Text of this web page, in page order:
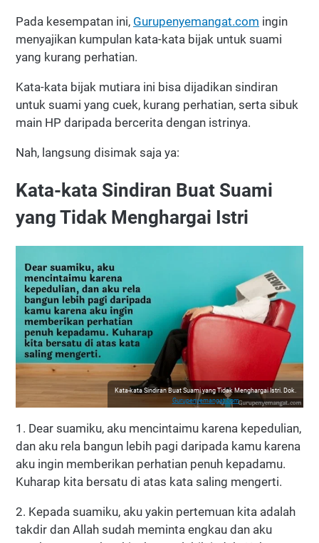
Pada kesempatan ini, Gurupenyemangat.com ingin
menyajikan kumpulan kata-kata bijak untuk suami
yang kurang perhatian.
Kata-kata bijak mutiara ini bisa dijadikan sindiran
untuk suami yang cuek, kurang perhatian, serta sibuk
main HP daripada bercerita dengan istrinya.
Nah, langsung disimak saja ya:
Kata-kata Sindiran Buat Suami
yang Tidak Menghargai Istri
Kata-kata Sindiran Buat Suami yang Tidak Menghargai Istri. Dok.
Gurupenyemangat.com
1. Dear suamiku, aku mencintaimu karena kepedulian,
dan aku rela bangun lebih pagi daripada kamu karena
aku ingin memberikan perhatian penuh kepadamu.
Kuharap kita bersatu di atas kata saling mengerti.
2. Kepada suamiku, aku yakin pertemuan kita adalah
takdir dan Allah sudah meminta engkau dan aku